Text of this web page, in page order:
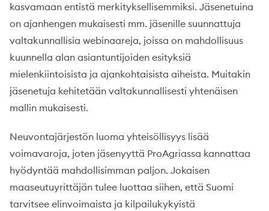
kasvamaan entistä merkityksellisemmiksi. Jäsenetuina
on ajanhengen mukaisesti mm. jäsenille suunnattuja
valtakunnallisia webinaareja, joissa on mahdollisuus
kuunnella alan asiantuntijoiden esityksiä
mielenkiintoisista ja ajankohtaisista aiheista. Muitakin
jäsenetuja kehitetään valtakunnallisesti yhtenäisen
mallin mukaisesti.
Neuvontajärjestön luoma yhteisöllisyys lisää
voimavaroja, joten jäsenyyttä ProAgriassa kannattaa
hyödyntää mahdollisimman paljon. Jokaisen
maaseutuyrittäjän tulee luottaa siihen, että Suomi
tarvitsee elinvoimaista ja kilpailukykyistä